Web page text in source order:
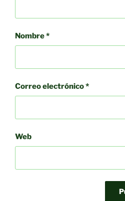
Nombre*
Correo electrónico*
Web